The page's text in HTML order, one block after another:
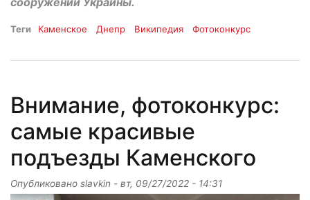
Теги Каменское Днепр Википедия Фотоконкурс
Внимание, фотоконкурс:
самые красивые
подъезды Каменского
Опубликовано slavkin - вт, 09/27/2022 - 14:31